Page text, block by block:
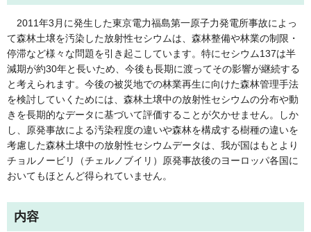
2011年3月に発生した東京電力福島第一原子力発電所事故によっ
て森林土壌を汚染した放射性セシウムは、森林整備や林業の制限・
停滞など様々な問題を引き起こしています。特にセシウム137は半
減期が約30年と長いため、今後も長期に渡ってその影響が継続する
と考えられます。今後の被災地での林業再生に向けた森林管理手法
を検討していくためには、森林土壌中の放射性セシウムの分布や動
きを長期的なデータに基づいて評価することが欠かせません。しか
し、原発事故による汚染程度の違いや森林を構成する樹種の違いを
考慮した森林土壌中の放射性セシウムデータは、我が国はもとより
チョルノービリ（チェルノブイリ）原発事故後のヨーロッパ各国に
おいてもほとんど得られていません。
内容